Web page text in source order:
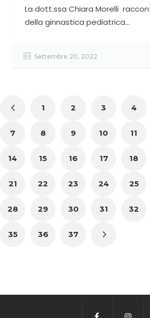
La dott.ssa Chiara Morelli
della ginnastica pediatrica...
Settembre 20, 2022
1 2 3 4
7 8 9 10 11
14 15 16 17 18
21 22 23 24 25
28 29 30 31 32
35 36 37